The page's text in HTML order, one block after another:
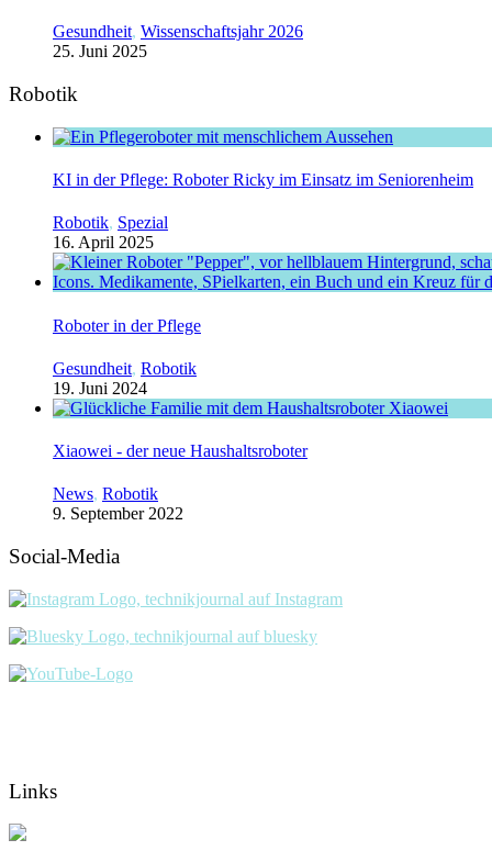
Gesundheit, Wissenschaftsjahr 2026
25. Juni 2025
Robotik
KI in der Pflege: Roboter Ricky im Einsatz im Seniorenheim
Robotik, Spezial
16. April 2025
Roboter in der Pflege
Gesundheit, Robotik
19. Juni 2024
Xiaowei - der neue Haushaltsroboter
News, Robotik
9. September 2022
Social-Media
Links